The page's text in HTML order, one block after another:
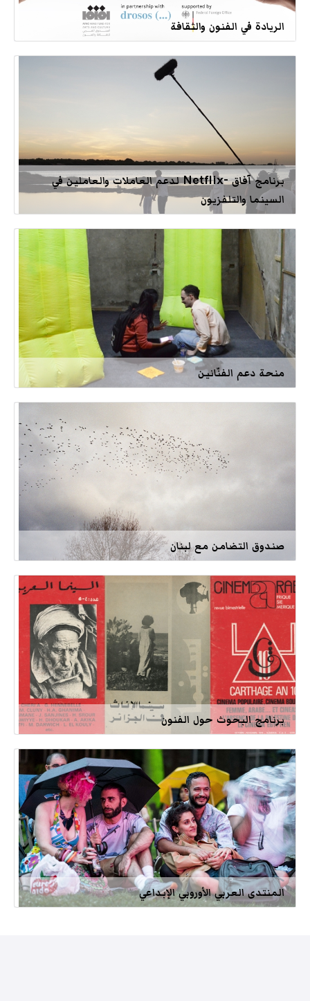
الريادة في الفنون والثقافة
برنامج آفاق -Netflix لدعم العاملات والعاملين في
السينما والتلفزيون
منحة دعم الفنّانين
صندوق التضامن مع لبنان
برنامج البحوث حول الفنون
المنتدى العربي الأوروبي الإبداعي